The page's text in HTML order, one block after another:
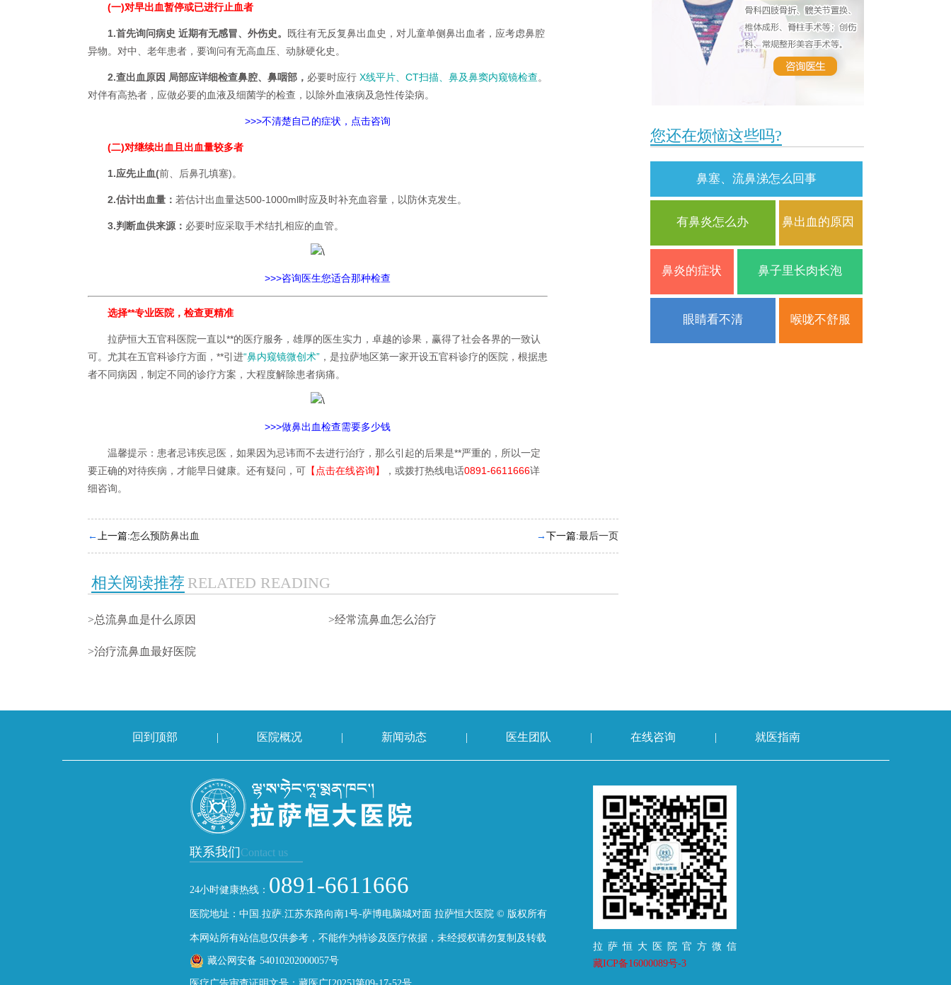
(一)对早出血暂停或已进行止血者
1.首先询问病史 近期有无感冒、外伤史。 既往有无反复鼻出血史，对儿童单侧鼻出血者，应考虑鼻腔
异物。对中、老年患者，要询问有无高血压、动脉硬化史。
2.查出血原因 局部应详细检查鼻腔、鼻咽部， 必要时应行X线平片、CT扫描、鼻及鼻窦内窥镜检查。
对伴有高热者，应做必要的血液及细菌学的检查，以除外血液病及急性传染病。
>>>不清楚自己的症状，点击咨询
(二)对继续出血且出血量较多者
1.应先止血(前、后鼻孔填塞)。
2.估计出血量： 若估计出血量达500-1000ml时应及时补充血容量，以防休克发生。
3.判断血供来源： 必要时应采取手术结扎相应的血管。
>>>咨询医生您适合那种检查
选择**专业医院，检查更精准
拉萨恒大五官科医院一直以**的医疗服务，雄厚的医生实力，卓越的诊果，赢得了社会各界的一致认
可。尤其在五官科诊疗方面，**引进“鼻内窥镜微创术”，是拉萨地区第一家开设五官科诊疗的医院，根据患
者不同病因，制定不同的诊疗方案，大程度解除患者病痛。
>>>做鼻出血检查需要多少钱
温馨提示：患者忌讳疾忌医，如果因为忌讳而不去进行治疗，那么引起的后果是**严重的，所以一定
要正确的对待疾病，才能早日健康。还有疑问，可【点击在线咨询】 ，或拨打热线电话0891-6611666详
细咨询。
← 上一篇:怎么预防鼻出血 → 下一篇:最后一页
相关阅读推荐 RELATED READING
>总流鼻血是什么原因 >经常流鼻血怎么治疗
>治疗流鼻血最好医院
您还在烦恼这些吗?
鼻塞、流鼻涕怎么回事
有鼻炎怎么办 鼻出血的原因
鼻炎的症状 鼻子里长肉长泡
眼睛看不清 喉咙不舒服
回到顶部 | 医院概况 | 新闻动态 | 医生团队 | 在线咨询 | 就医指南
联系我们Contact us
24小时健康热线： 0891-6611666
医院地址：中国.拉萨.江苏东路向南1号-萨博电脑城对面 拉萨恒大医院 © 版权所有
本网站所有站信息仅供参考，不能作为特诊及医疗依据，未经授权请勿复制及转载
藏公网安备 54010202000057号
拉萨恒大医院官方微信
藏ICP备16000089号-3